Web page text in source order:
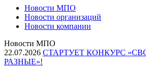
Новости МПО
Новости организаций
Новости компании
Новости МПО
22.07.2026 СТАРТУЕТ КОНКУРС
РАЗНЫЕ»!